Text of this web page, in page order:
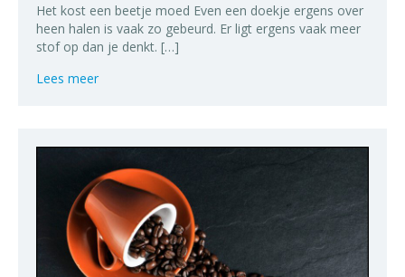
Het kost een beetje moed Even een doekje ergens over
heen halen is vaak zo gebeurd. Er ligt ergens vaak meer
stof op dan je denkt. […]
Lees meerabout Hardnekkig vuil wegkrijgen, dit zijn de lastige